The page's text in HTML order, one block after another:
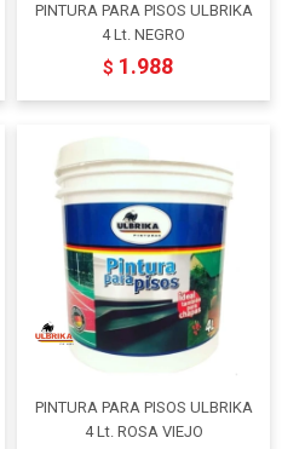
PINTURA PARA PISOS ULBRIKA
4 Lt. NEGRO
$ 1.988
PINTURA PARA PISOS ULBRIKA
4 Lt. ROSA VIEJO